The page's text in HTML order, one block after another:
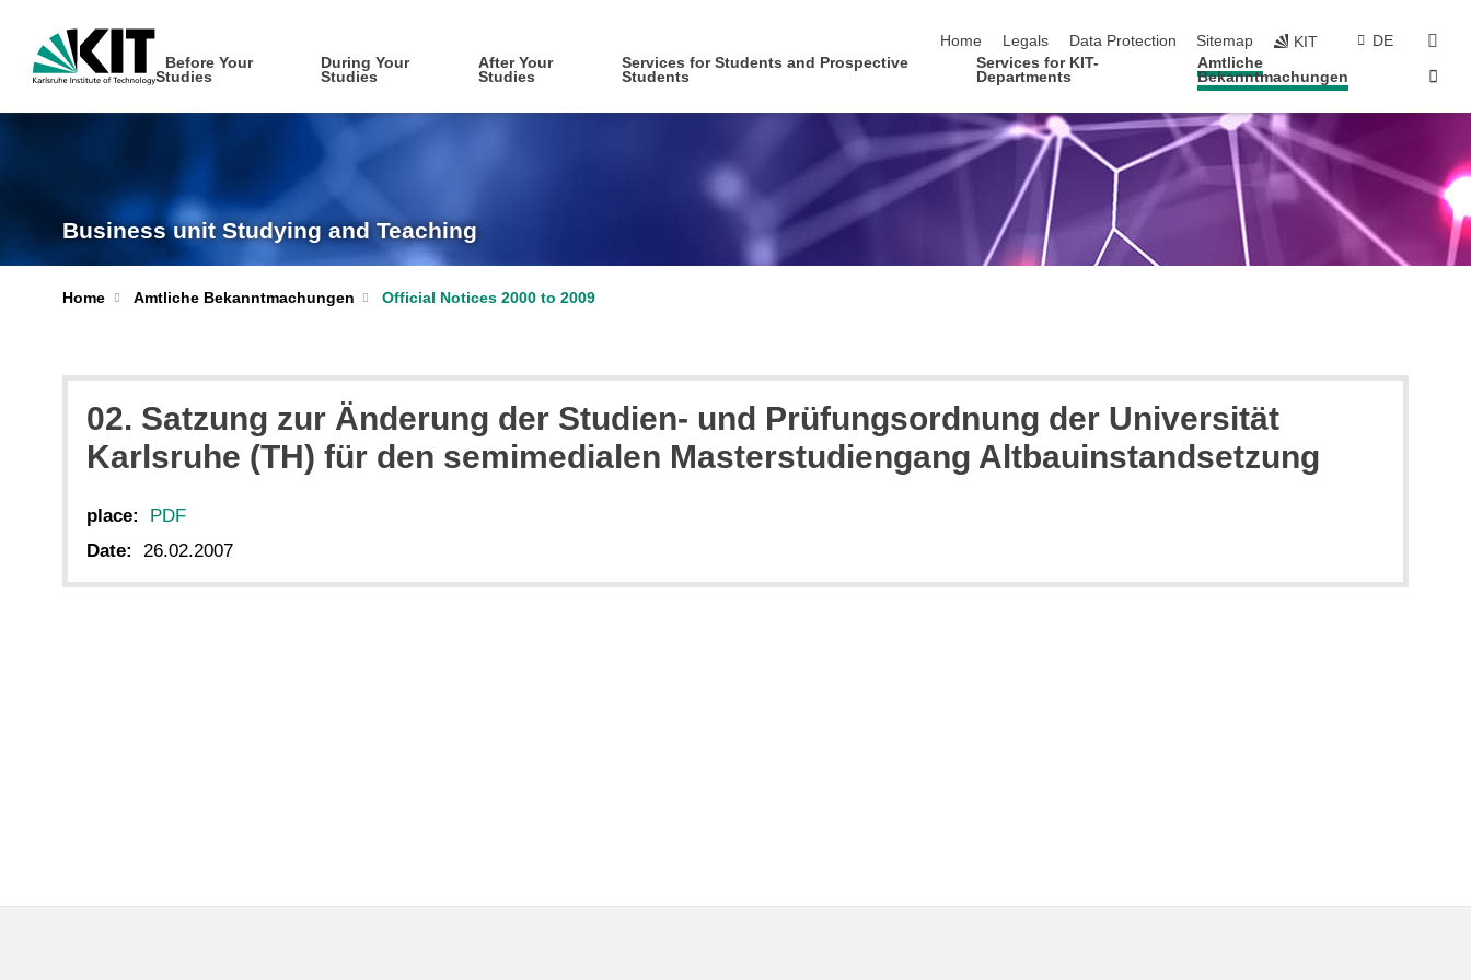
Home
Legals Data Protection Sitemap KIT DE
Before Your
Studies
During Your
Studies
After Your
Studies
Services for Students and Prospective
Students
Services for KIT-
Departments
Amtliche
Bekanntmachungen
Business unit Studying and Teaching
Home Amtliche Bekanntmachungen Official Notices 2000 to 2009
02. Satzung zur Änderung der Studien- und Prüfungsordnung der Universität
Karlsruhe (TH) für den semimedialen Masterstudiengang Altbauinstandsetzung
place:
PDF
Date:
26.02.2007